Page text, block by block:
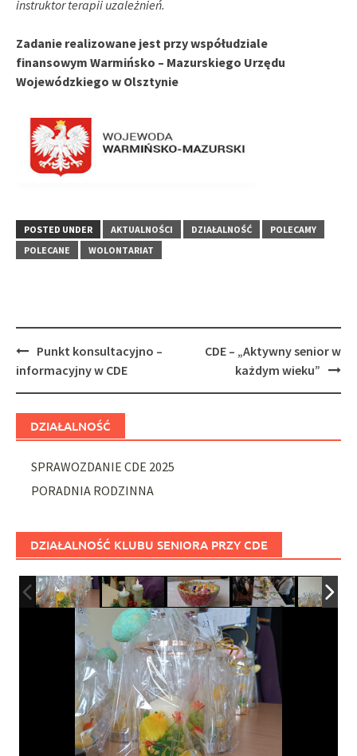
instruktor terapii uzależnień.
Zadanie realizowane jest przy współudziale
finansowym Warmińsko – Mazurskiego Urzędu
Wojewódzkiego w Olsztynie
POSTED UNDER AKTUALNOŚCI DZIAŁALNOŚĆ
POLECAMY
POLECANE
WOLONTARIAT
Post
navigation
Punkt konsultacyjno –
informacyjny w CDE
CDE – „Aktywny senior w
każdym wieku”
DZIAŁALNOŚĆ
SPRAWOZDANIE CDE 2025
PORADNIA RODZINNA
DZIAŁALNOŚĆ KLUBU SENIORA PRZY CDE